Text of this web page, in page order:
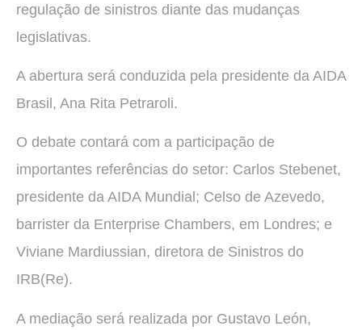
regulação de sinistros diante das mudanças
legislativas.
A abertura será conduzida pela presidente da AIDA
Brasil, Ana Rita Petraroli.
O debate contará com a participação de
importantes referências do setor: Carlos Stebenet,
presidente da AIDA Mundial; Celso de Azevedo,
barrister da Enterprise Chambers, em Londres; e
Viviane Mardiussian, diretora de Sinistros do
IRB(Re).
A mediação será realizada por Gustavo León,